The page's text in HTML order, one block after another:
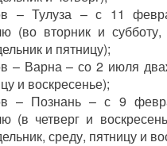
– Тулуза – с 11
(во вторник и
и пятницу);
–Варна – со 2 июля
и воскресенье);
– Познань – с 9
(в четверг и
среду, пятницу и